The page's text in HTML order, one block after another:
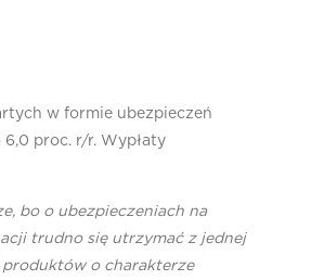
w formie ubezpieczeń
proc. r/r. Wypłaty
bo o ubezpieczeniach na
trudno się utrzymać z jednej
produktów o charakterze